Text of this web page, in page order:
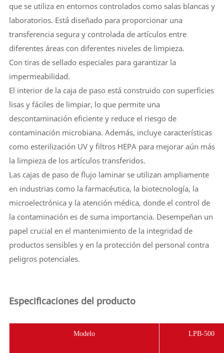
que se utiliza en entornos controlados como salas blancas y
laboratorios. Está diseñado para proporcionar una
transferencia segura y controlada de artículos entre
diferentes áreas con diferentes niveles de limpieza.
Con tiras de sellado especiales para garantizar la
impermeabilidad.
El interior de la caja de paso está construido con superficies
lisas y fáciles de limpiar, lo que permite una
descontaminación eficiente y reduce el riesgo de
contaminación microbiana. Además, incluye características
como esterilización UV y filtros HEPA para mejorar aún más
la limpieza de los artículos transferidos.
Las cajas de paso de flujo laminar se utilizan ampliamente
en industrias como la farmacéutica, la biotecnología, la
microelectrónica y la atención médica, donde el control de
la contaminación es de suma importancia. Desempeñan un
papel crucial en el mantenimiento de la integridad de
productos sensibles y en la protección del personal contra
peligros potenciales.
Especificaciones del producto
Modelo LPB-500